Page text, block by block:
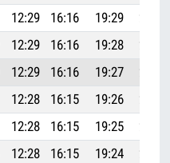
12:29 16:16 19:29
12:29 16:16 19:28
12:29 16:16 19:27
12:28 16:15 19:26
12:28 16:15 19:25
12:28 16:15 19:24